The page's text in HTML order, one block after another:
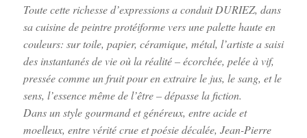
Toute cette richesse d’expressions a conduit DURIEZ, dans
sa cuisine de peintre protéiforme vers une palette haute en
couleurs: sur toile, papier, céramique, métal, l’artiste a saisi
des instantanés de vie où la réalité – écorchée, pelée à vif,
pressée comme un fruit pour en extraire le jus, le sang, et le
sens, l’essence même de l’être – dépasse la fiction.
Dans un style gourmand et généreux, entre acide et
moelleux, entre vérité crue et poésie décalée, Jean-Pierre